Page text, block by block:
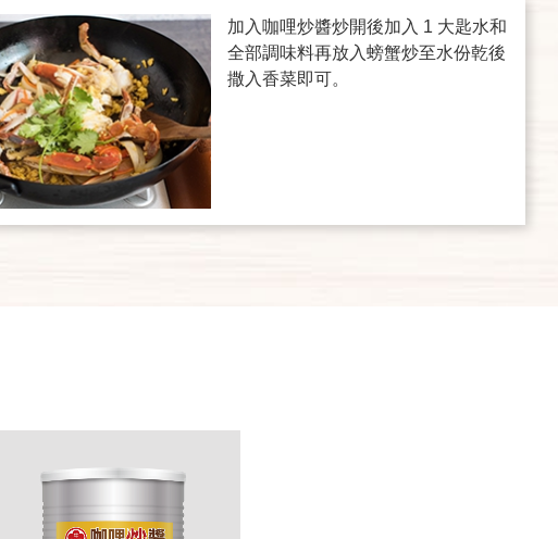
加入咖哩炒醬炒開後加入 1 大匙水和
全部調味料再放入螃蟹炒至水份乾後
撒入香菜即可。